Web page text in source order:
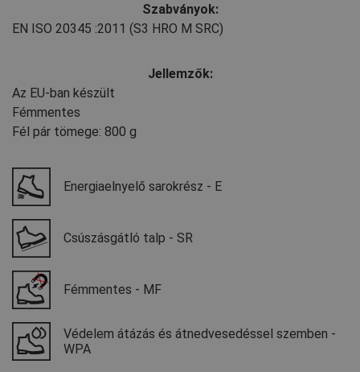
Szabványok:
EN ISO 20345 :2011 (S3 HRO M SRC)
Jellemzők:
Az EU-ban készült
Fémmentes
Fél pár tömege: 800 g
Energiaelnyelő sarokrész - E
Csúszásgátló talp - SR
Fémmentes - MF
Védelem átázás és átnedvesedéssel szemben -
WPA